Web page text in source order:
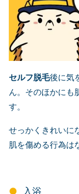
セルフ脱毛後に気
ん。そのほかにも
す。
せっかくきれいに
肌を傷める行為は
入浴